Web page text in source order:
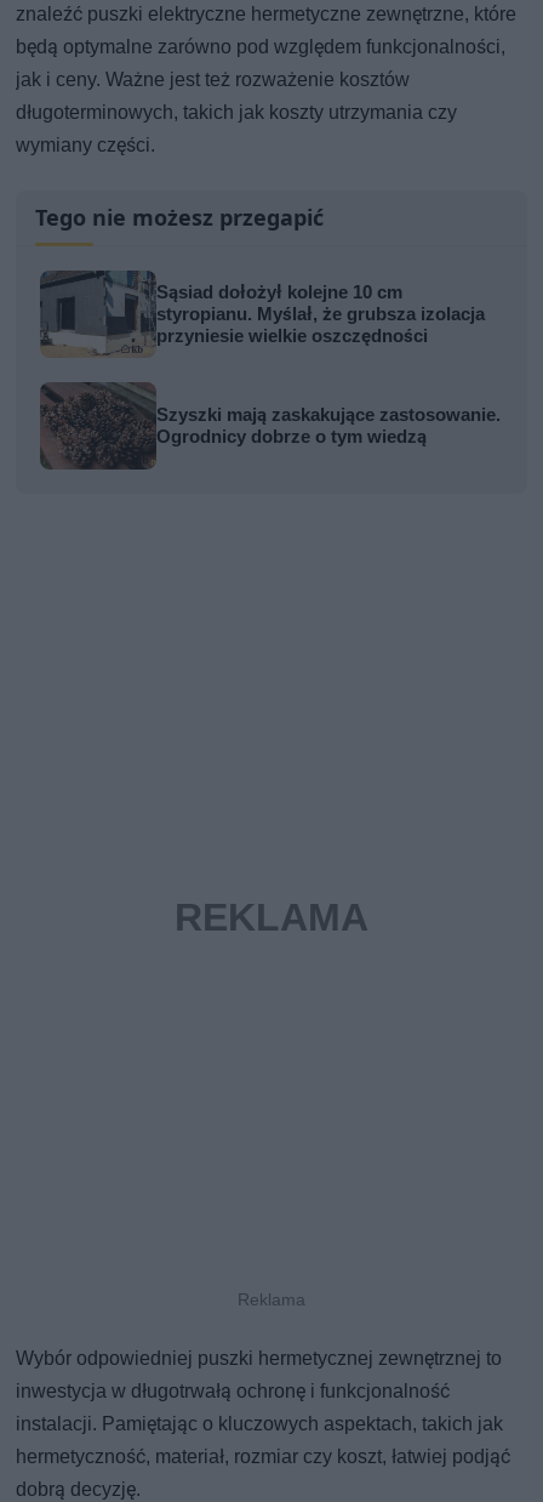
znaleźć puszki elektryczne hermetyczne zewnętrzne, które
będą optymalne zarówno pod względem funkcjonalności,
jak i ceny. Ważne jest też rozważenie kosztów
długoterminowych, takich jak koszty utrzymania czy
wymiany części.
Tego nie możesz przegapić
Sąsiad dołożył kolejne 10 cm
styropianu. Myślał, że grubsza izolacja
przyniesie wielkie oszczędności
Szyszki mają zaskakujące zastosowanie.
Ogrodnicy dobrze o tym wiedzą
Wybór odpowiedniej puszki hermetycznej zewnętrznej to
inwestycja w długotrwałą ochronę i funkcjonalność
instalacji. Pamiętając o kluczowych aspektach, takich jak
hermetyczność, materiał, rozmiar czy koszt, łatwiej podjąć
dobrą decyzję.